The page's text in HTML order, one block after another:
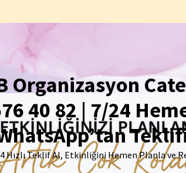
Organizasyon
40 82 | 7/24
Hızlı Teklif Al, Etkinliğini Hemen Planla ve